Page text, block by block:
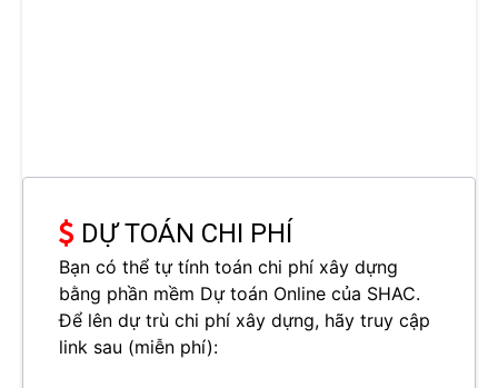
DỰ TOÁN CHI PHÍ
Bạn có thể tự tính toán chi phí xây dựng
bằng phần mềm Dự toán Online của SHAC.
Để lên dự trù chi phí xây dựng, hãy truy cập
link sau (miễn phí):